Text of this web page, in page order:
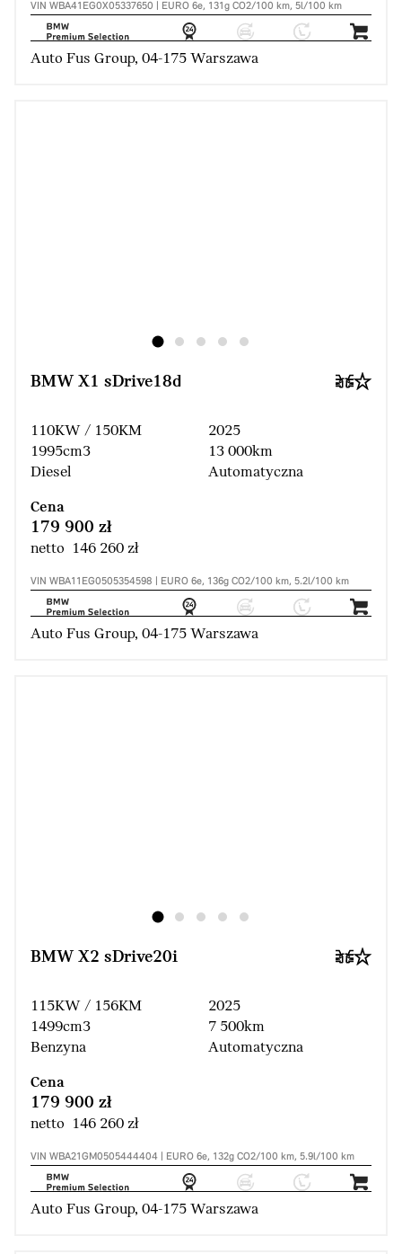
VIN WBA41EG0X05337650 | EURO 6e, 131g CO2/100 km, 5l/100 km
Auto Fus Group, 04-175 Warszawa
BMW X1 sDrive18d
110KW / 150KM
1995cm3
Diesel
2025
13 000km
Automatyczna
Cena
179 900 zł
netto 146 260 zł
VIN WBA11EG0505354598 | EURO 6e, 136g CO2/100 km, 5.2l/100 km
Auto Fus Group, 04-175 Warszawa
BMW X2 sDrive20i
115KW / 156KM
1499cm3
Benzyna
2025
7 500km
Automatyczna
Cena
179 900 zł
netto 146 260 zł
VIN WBA21GM0505444404 | EURO 6e, 132g CO2/100 km, 5.9l/100 km
Auto Fus Group, 04-175 Warszawa